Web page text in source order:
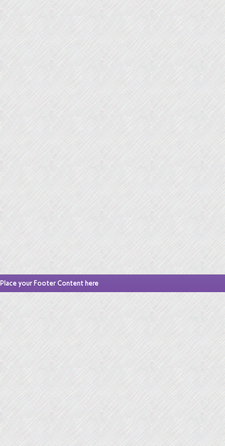
Place your Footer Content here